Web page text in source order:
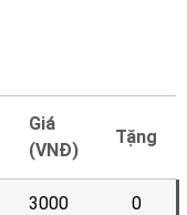
Giá
(VNĐ)
Tặng
3000 0